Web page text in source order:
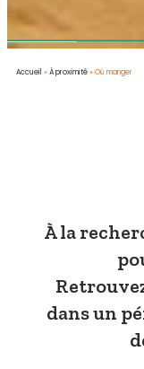
Accueil »À proximité»Où manger
À la
dans un